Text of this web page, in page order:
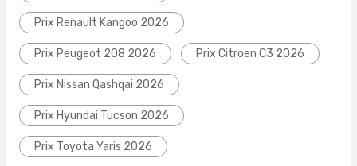
Prix Renault Kangoo 2026
Prix Peugeot 208 2026 Prix Citroen C3 2026
Prix Nissan Qashqai 2026
Prix Hyundai Tucson 2026
Prix Toyota Yaris 2026